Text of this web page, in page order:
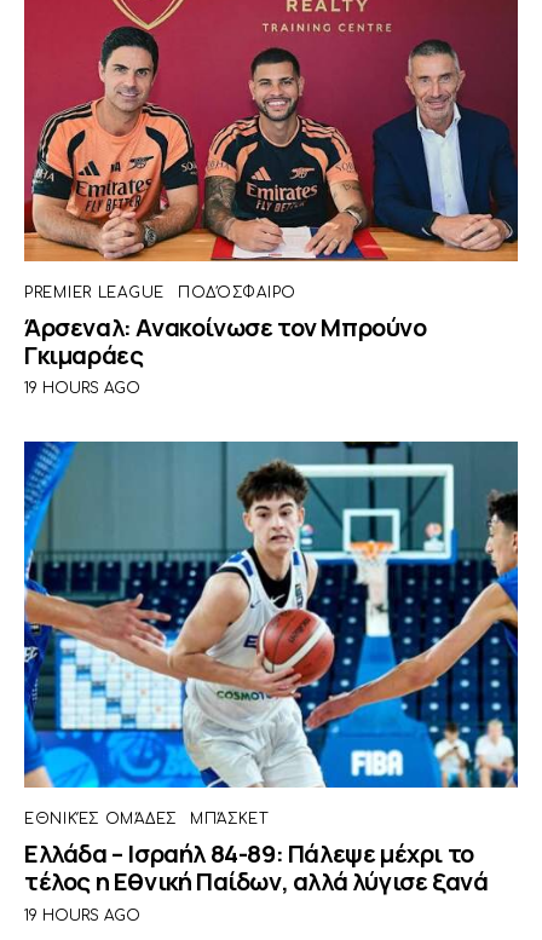
PREMIER LEAGUE ΠΟΔΌΣΦΑΙΡΟ
Άρσεναλ: Ανακοίνωσε τον Μπρούνο
Γκιμαράες
19 HOURS AGO
ΕΘΝΙΚΈΣ ΟΜΆΔΕΣ ΜΠΆΣΚΕΤ
Ελλάδα – Ισραήλ 84-89: Πάλεψε μέχρι το
τέλος η Εθνική Παίδων, αλλά λύγισε ξανά
19 HOURS AGO